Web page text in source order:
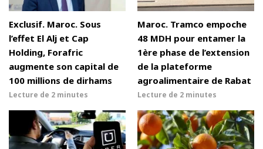
Exclusif. Maroc. Sous
l’effet El Alj et Cap
Holding, Forafric
augmente son capital de
100 millions de dirhams
Lecture de 2 minutes
Maroc. Tramco empoche
48 MDH pour entamer la
1ère phase de l’extension
de la plateforme
agroalimentaire de Rabat
Lecture de 2 minutes